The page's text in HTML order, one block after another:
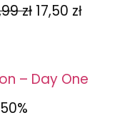
zł 17,50 zł
– Day One